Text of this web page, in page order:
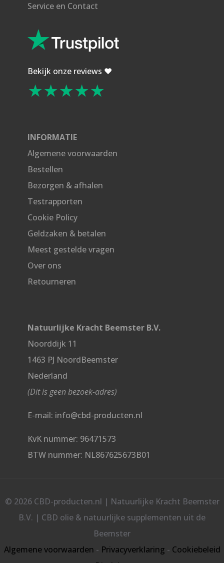
Service en Contact
Bekijk onze reviews ❤️
★★★★★
INFORMATIE
Algemene voorwaarden
Bestellen
Bezorgen & afhalen
Testrapporten
Cookie Policy
Geldzaken & betalen
Meest gestelde vragen
Over ons
Retourneren
Natuurlijke Kracht Beemster B.V.
Noorddijk 11
1463 PJ NoordBeemster
Nederland
(Dit is geen bezoek-adres)
E-mail: info@cbd-producten.nl
KvK nummer: 96471573
BTW nummer: NL867625673B01
© 2026 CBD-producten.nl | Natuurlijke Kracht Beemster
B.V. | CBD olie & natuurlijke supplementen uit de
Beemster
Algemene voorwaarden - Privacyverklaring - Cookiebeleid